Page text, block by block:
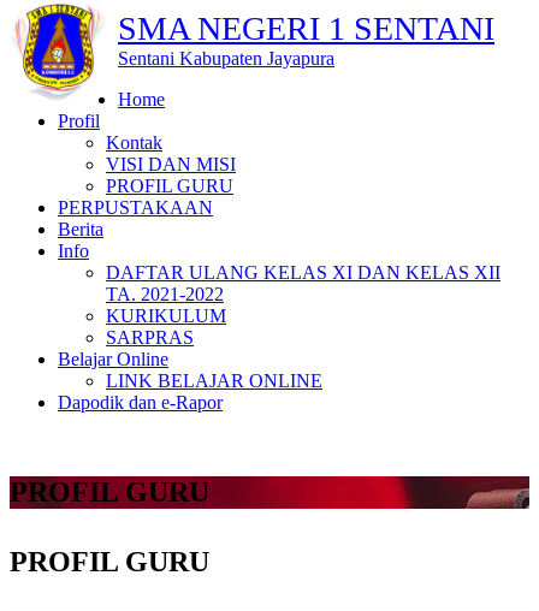
SMA NEGERI 1 SENTANI
Sentani Kabupaten Jayapura
Home
Profil
Kontak
VISI DAN MISI
PROFIL GURU
PERPUSTAKAAN
Berita
Info
DAFTAR ULANG KELAS XI DAN KELAS XII
TA. 2021-2022
KURIKULUM
SARPRAS
Belajar Online
LINK BELAJAR ONLINE
Dapodik dan e-Rapor
PROFIL GURU
PROFIL GURU